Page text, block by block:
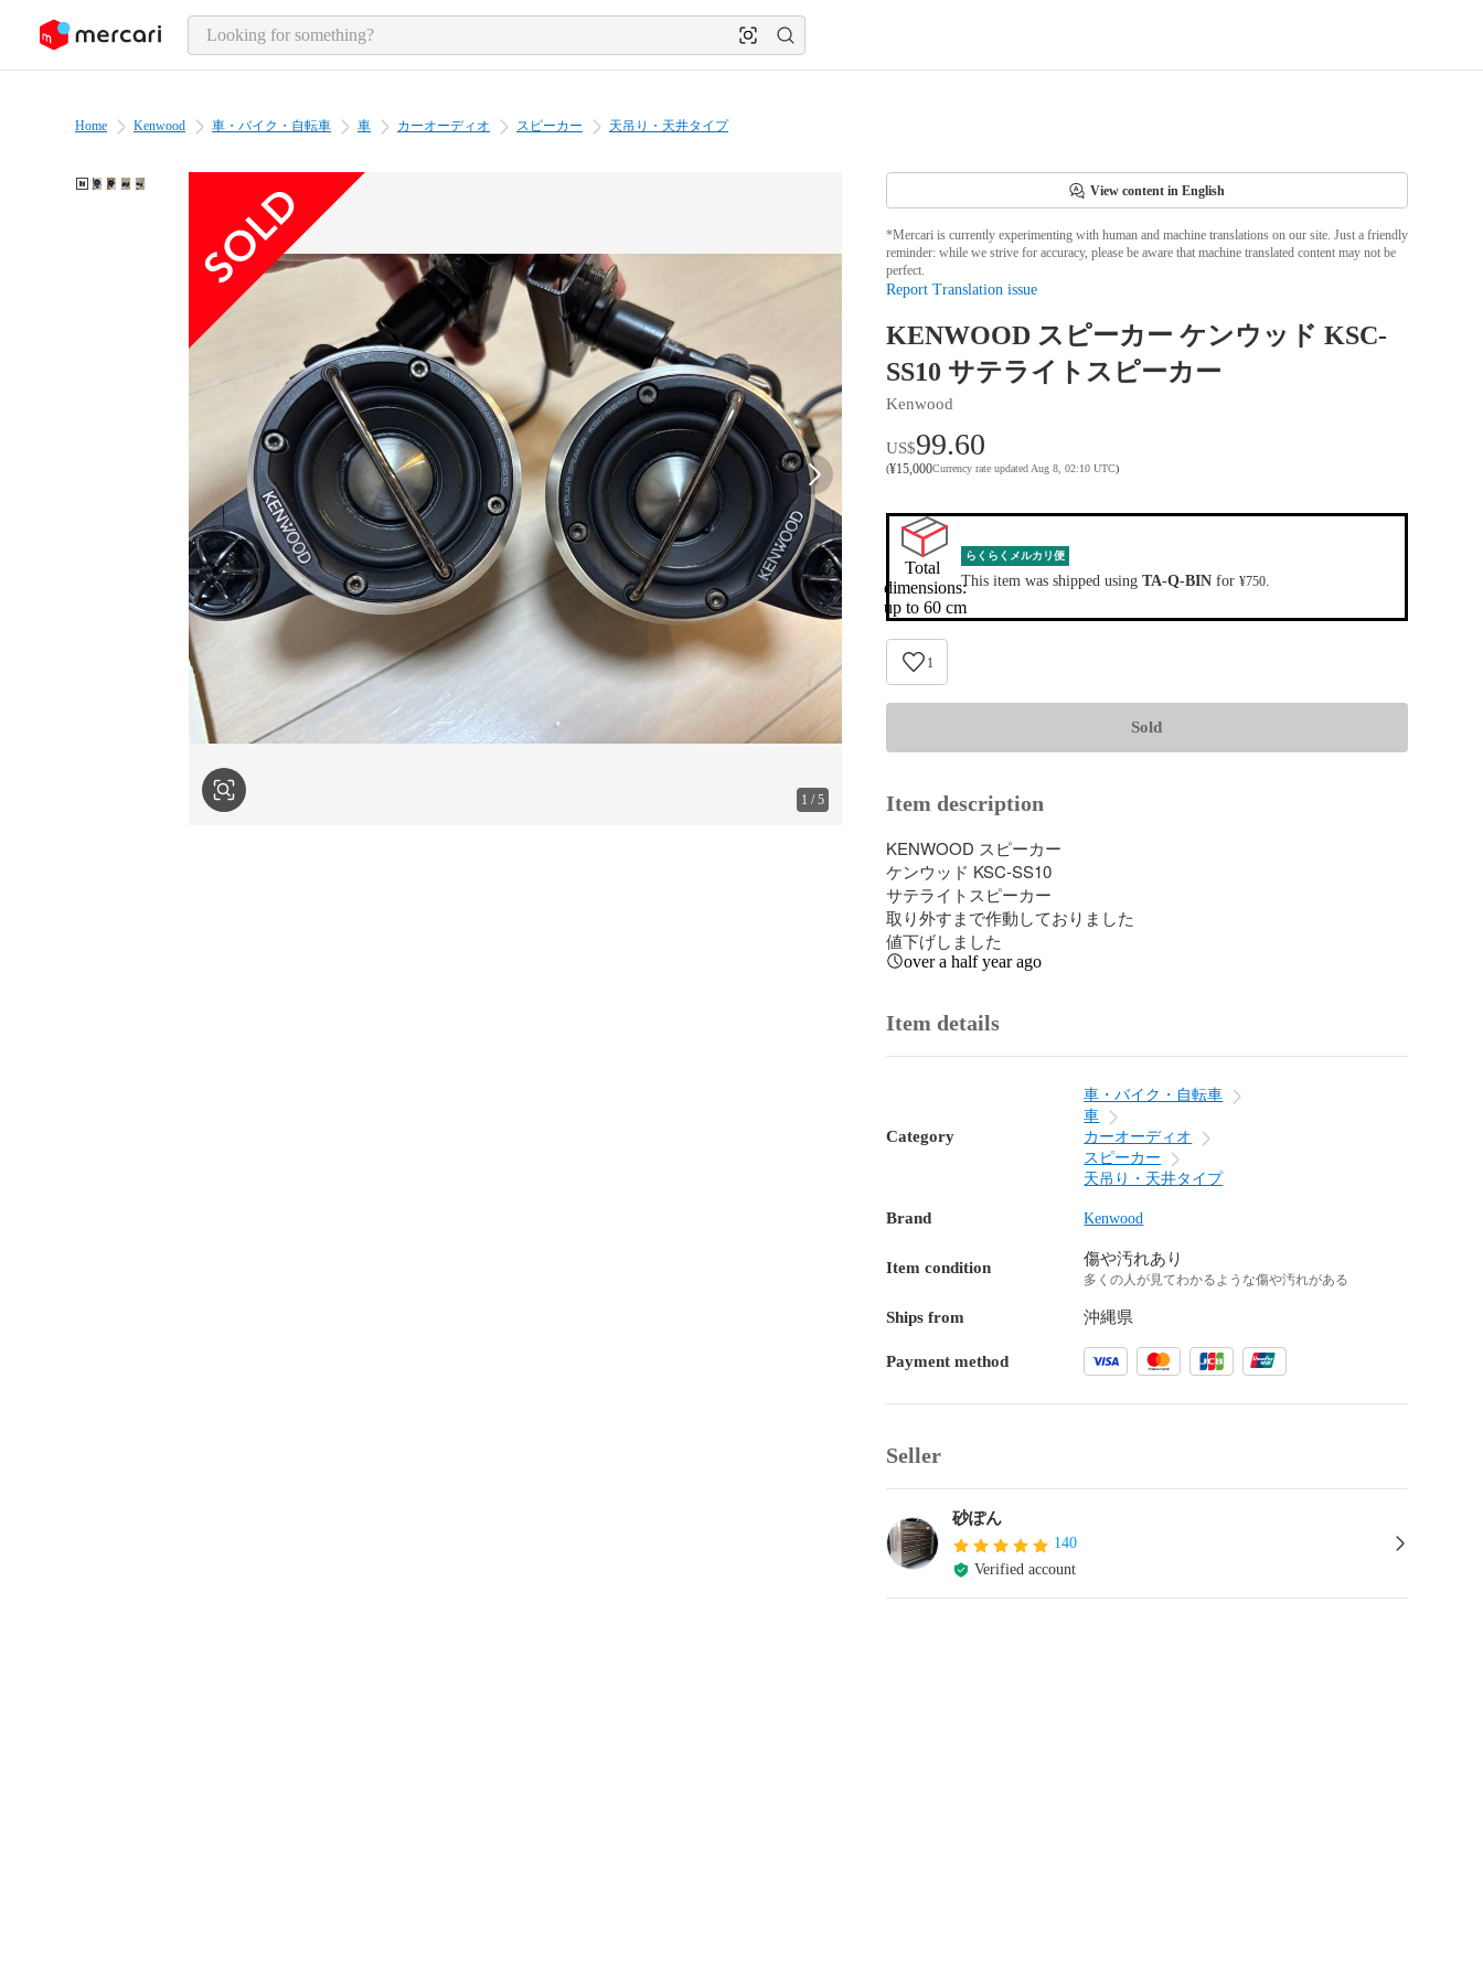
page content
Home Kenwood 車・バイク・自転車 車 カーオーディオ スピーカー 天吊り・天井タイプ
1 /5
View content in English
*Mercari is currently experimenting with human and machine translations on our site. Just a friendly
reminder: while we strive for accuracy, please be aware that machine translated content may not be
perfect.
Report Translation issue
KENWOOD スピーカー ケンウッド KSC-
SS10 サテライトスピーカー
Kenwood
US$99.60
(¥15,000Currency rate updated Aug 8, 02:10 UTC)
Total
dimensions:
up to 60 cm
らくらくメルカリ便
This item was shipped using TA-Q-BINfor ¥750.
1
Sold
Item description
KENWOOD スピーカー
ケンウッド KSC-SS10
サテライトスピーカー
取り外すまで作動しておりました
値下げしました
over a half year ago
Item details
Category
車・バイク・自転車
車
カーオーディオ
スピーカー
天吊り・天井タイプ
Brand Kenwood
Item condition 傷や汚れあり
多くの人が見てわかるような傷や汚れがある
Ships from 沖縄県
Payment method
Seller
砂ぽん
140
Verified account